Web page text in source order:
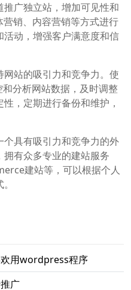
广独立站，增加可见性和
销、内容营销等方式进行
动，增强客户满意度和信
站的吸引力和竞争力。使
分析网站数据，及时调整
，定期进行备份和维护，
具有吸引力和竞争力的外
有众多专业的建站服务
建站等，可以根据个人
用wordpress程序
广